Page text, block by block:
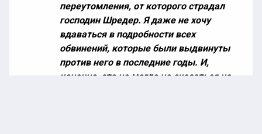
переутомления, от которого страдал
господин Шредер. Я даже не хочу
вдаваться в подробности всех
обвинений, которые были выдвинуты
против него в последние годы. И,
конечно, это не могло не сказаться на